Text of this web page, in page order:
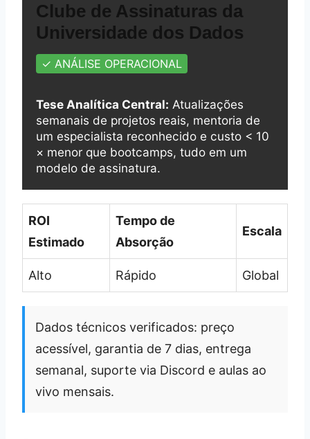
Clube de Assinaturas da
Universidade dos Dados
✓ ANÁLISE OPERACIONAL
Tese Analítica Central: Atualizações
semanais de projetos reais, mentoria de
um especialista reconhecido e custo < 10
× menor que bootcamps, tudo em um
modelo de assinatura.
ROI
Estimado
Tempo de
Absorção
Escala
Alto Rápido Global
Dados técnicos verificados: preço
acessível, garantia de 7 dias, entrega
semanal, suporte via Discord e aulas ao
vivo mensais.